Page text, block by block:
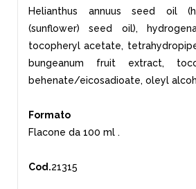
Helianthus annuus seed oil
(sunflower) seed oil),
tocopheryl acetate,
bungeanum fruit extract,
behenate/eicosadioate, oleyl
Formato
Flacone da 100 ml .
Cod.21315